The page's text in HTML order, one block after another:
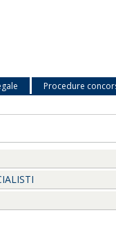
Procedure